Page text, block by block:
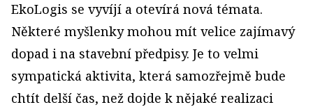
EkoLogis se vyvíjí a otevírá nová témata.
Některé myšlenky mohou mít velice zajímavý
dopad i na stavební předpisy. Je to velmi
sympatická aktivita, která samozřejmě bude
chtít delší čas, než dojde k nějaké realizaci